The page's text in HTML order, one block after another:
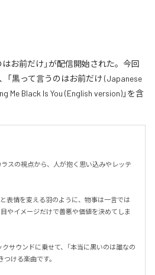
はお前だけ」が配信開始された。今回
「黒って言うのはお前だけ (Japanese
Me Black Is You (English version)」を含
ラスの視点から、人が抱く思い込みやレッテ
表情を変える羽のように、物事は一言では
やイメージだけで善悪や価値を決めてしま
サウンドに乗せて、「本当に黒いのは誰なの
つける楽曲です。